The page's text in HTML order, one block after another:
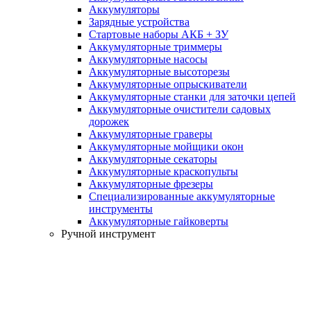
Аккумуляторы
Зарядные устройства
Стартовые наборы АКБ + ЗУ
Аккумуляторные триммеры
Аккумуляторные насосы
Аккумуляторные высоторезы
Аккумуляторные опрыскиватели
Аккумуляторные станки для заточки цепей
Аккумуляторные очистители садовых
дорожек
Аккумуляторные граверы
Аккумуляторные мойщики окон
Аккумуляторные секаторы
Аккумуляторные краскопульты
Аккумуляторные фрезеры
Специализированные аккумуляторные
инструменты
Аккумуляторные гайковерты
Ручной инструмент